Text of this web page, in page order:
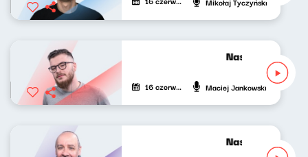
Nasze nocne
16 czerwca 2021 Maciej Jankowski
Nasze nocne